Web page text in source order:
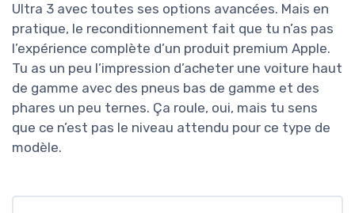
Ultra 3 avec toutes ses options avancées. Mais en
pratique, le reconditionnement fait que tu n’as pas
l’expérience complète d’un produit premium Apple.
Tu as un peu l’impression d’acheter une voiture haut
de gamme avec des pneus bas de gamme et des
phares un peu ternes. Ça roule, oui, mais tu sens
que ce n’est pas le niveau attendu pour ce type de
modèle.